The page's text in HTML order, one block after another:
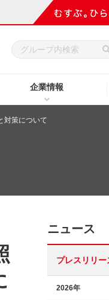
企業情報
対策について
ニュース
プレスリリー
2026年